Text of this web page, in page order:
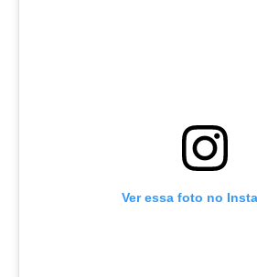
Ver essa foto no